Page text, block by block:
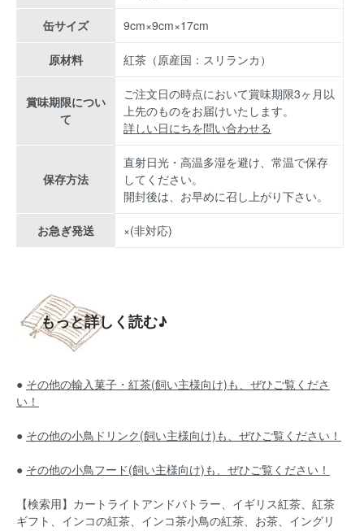
缶サイズ 9cm×9cm×17cm
原材料 紅茶（原産国：スリランカ）
賞味期限につい
て
ご注文日の時点において賞味期限3ヶ月以
上先のものをお届けいたします。
詳しい日にちを問い合わせる
保存方法
直射日光・高温多湿を避け、常温で保存
してください。
開封後は、お早めに召し上がり下さい。
お急ぎ発送 ×(非対応)
もっと詳しく読む♪
● その他の輸入菓子・紅茶(飼い主様向け)も、ぜひご覧くださ
い！
● その他の小鳥ドリンク(飼い主様向け)も、ぜひご覧ください！
● その他の小鳥フード(飼い主様向け)も、ぜひご覧ください！
【検索用】カートライトアンドバトラー、イギリス紅茶、紅茶
ギフト、インコの紅茶、インコ茶小鳥の紅茶、お茶、イングリ